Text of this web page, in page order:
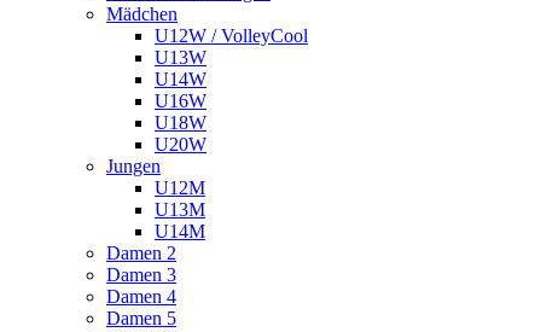
Mädchen
U12W / VolleyCool
U13W
U14W
U16W
U18W
U20W
Jungen
U12M
U13M
U14M
Damen 2
Damen 3
Damen 4
Damen 5